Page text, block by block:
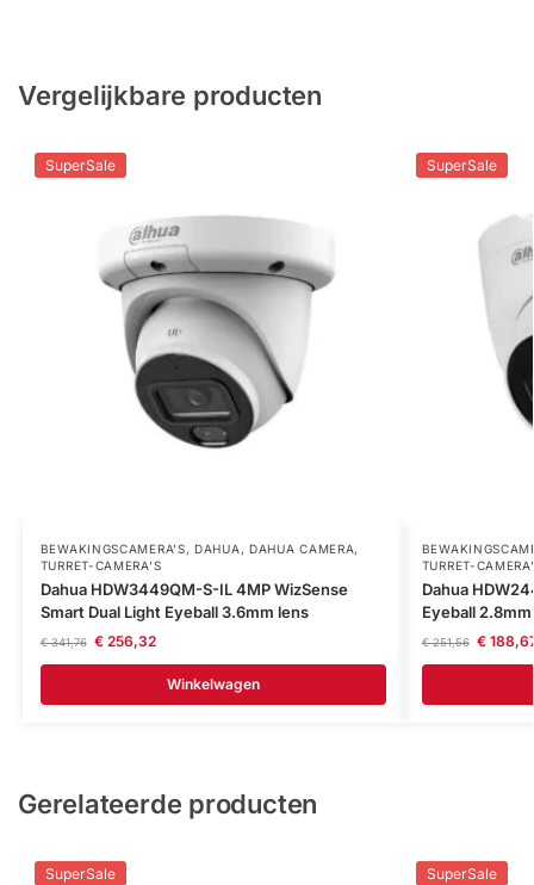
Vergelijkbare producten
SuperSale
BEWAKINGSCAMERA'S,DAHUA , DAHUA CAMERA,
TURRET-CAMERA'S
Dahua HDW3449QM-S-IL 4MP WizSense
Smart Dual Light Eyeball 3.6mm lens
€341,76 €256,32
Winkelwagen
SuperSale
TURRET-
Dahua
Eyeball
€251,56 €
Gerelateerde producten
SuperSale SuperSale